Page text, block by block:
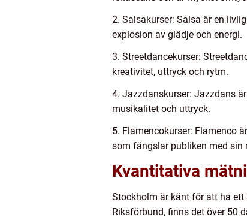
2. Salsakurser: Salsa är en
explosion av glädje och energi.
3. Streetdancekurser:
kreativitet, uttryck och rytm.
4. Jazzdanskurser: Jazzdans
musikalitet och uttryck.
5. Flamencokurser: Flamenco
som fängslar publiken med sin
Kvantitativa
Stockholm är känt för att ha
Riksförbund, finns det över 50